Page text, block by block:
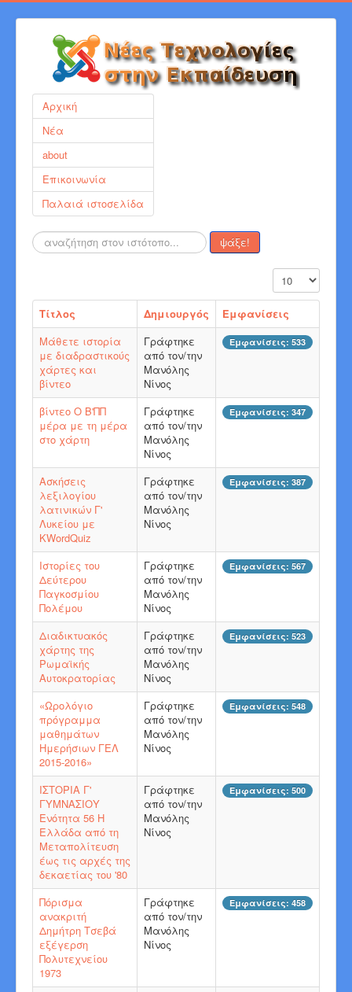
Αρχική
Νέα
about
Επικοινωνία
Παλαιά ιστοσελίδα
Αναζήτηση... ψάξε!
Εμφάνιση #
Τίτλος Δημιουργός
Εμφανίσεις
Μάθετε ιστορία
με διαδραστικούς
χάρτες και
βίντεο
Γράφτηκε
από τον/την
Μανόλης
Νίνος
Εμφανίσεις: 533
βίντεο Ο Β'ΠΠ
μέρα με τη μέρα
στο χάρτη
Γράφτηκε
από τον/την
Μανόλης
Νίνος
Εμφανίσεις: 347
Ασκήσεις
λεξιλογίου
λατινικών Γ'
Λυκείου με
KWordQuiz
Γράφτηκε
από τον/την
Μανόλης
Νίνος
Εμφανίσεις: 387
Ιστορίες του
Δεύτερου
Παγκοσμίου
Πολέμου
Γράφτηκε
από τον/την
Μανόλης
Νίνος
Εμφανίσεις: 567
Διαδικτυακός
χάρτης της
Ρωμαϊκής
Αυτοκρατορίας
Γράφτηκε
από τον/την
Μανόλης
Νίνος
Εμφανίσεις: 523
«Ωρολόγιο
πρόγραμμα
μαθημάτων
Ημερήσιων ΓΕΛ
2015-2016»
Γράφτηκε
από τον/την
Μανόλης
Νίνος
Εμφανίσεις: 548
ΙΣΤΟΡΙΑ Γ'
ΓΥΜΝΑΣΙΟΥ
Ενότητα 56 Η
Ελλάδα από τη
Μεταπολίτευση
έως τις αρχές της
δεκαετίας του '80
Γράφτηκε
από τον/την
Μανόλης
Νίνος
Εμφανίσεις: 500
Πόρισμα
ανακριτή
Δημήτρη Τσεβά
εξέγερση
Πολυτεχνείου
1973
Γράφτηκε
από τον/την
Μανόλης
Νίνος
Εμφανίσεις: 458